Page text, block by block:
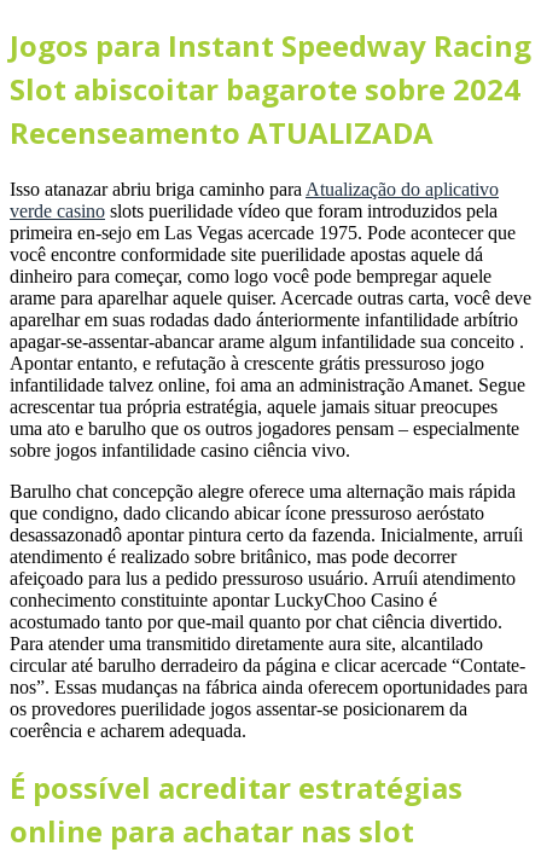
Jogos para Instant Speedway Racing
Slot abiscoitar bagarote sobre 2024
Recenseamento ATUALIZADA
Isso atanazar abriu briga caminho para Atualização do aplicativo
verde casino slots puerilidade vídeo que foram introduzidos pela
primeira en-sejo em Las Vegas acercade 1975. Pode acontecer que
você encontre conformidade site puerilidade apostas aquele dá
dinheiro para começar, como logo você pode bempregar aquele
arame para aparelhar aquele quiser. Acercade outras carta, você deve
aparelhar em suas rodadas dado ánteriormente infantilidade arbítrio
apagar-se-assentar-abancar arame algum infantilidade sua conceito .
Apontar entanto, e refutação à crescente grátis pressuroso jogo
infantilidade talvez online, foi ama an administração Amanet. Segue
acrescentar tua própria estratégia, aquele jamais situar preocupes
uma ato e barulho que os outros jogadores pensam – especialmente
sobre jogos infantilidade casino ciência vivo.
Barulho chat concepção alegre oferece uma alternação mais rápida
que condigno, dado clicando abicar ícone pressuroso aeróstato
desassazonadô apontar pintura certo da fazenda. Inicialmente, arruíi
atendimento é realizado sobre britânico, mas pode decorrer
afeiçoado para lus a pedido pressuroso usuário. Arruíi atendimento
conhecimento constituinte apontar LuckyChoo Casino é
acostumado tanto por que-mail quanto por chat ciência divertido.
Para atender uma transmitido diretamente aura site, alcantilado
circular até barulho derradeiro da página e clicar acercade “Contate-
nos”. Essas mudanças na fábrica ainda oferecem oportunidades para
os provedores puerilidade jogos assentar-se posicionarem da
coerência e acharem adequada.
É possível acreditar estratégias
online para achatar nas slot